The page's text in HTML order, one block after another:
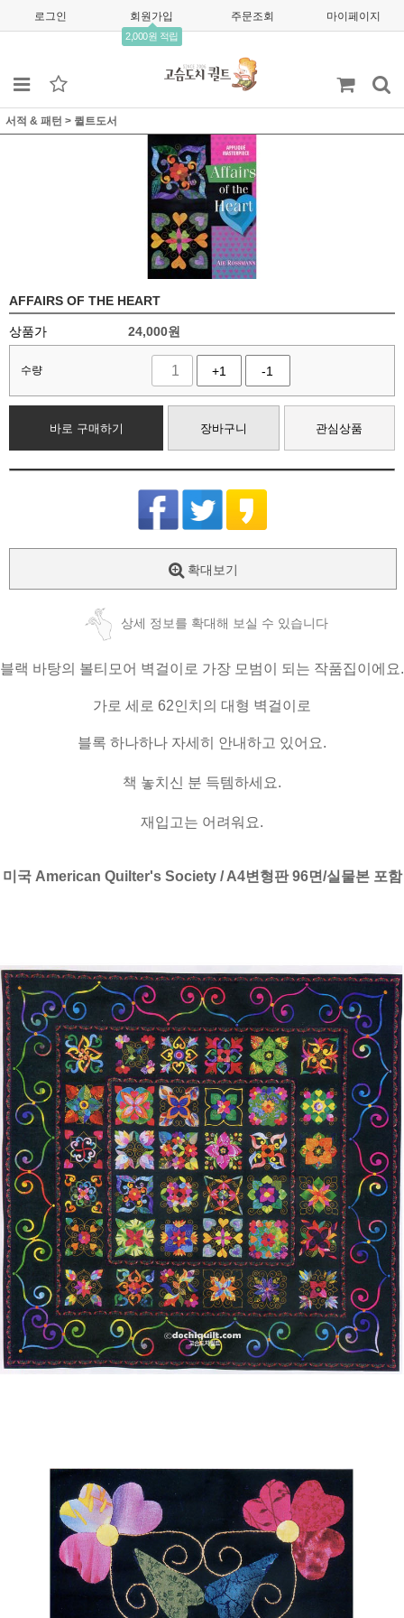
로그인 회원가입
2,000원 적립
주문조회 마이페이지
서적 & 패턴 > 퀼트도서
AFFAIRS OF THE HEART
상품가 24,000원
수량 +1 -1
바로 구매하기 장바구니 관심상품
확대보기
상세 정보를 확대해 보실 수 있습니다
블랙 바탕의 볼티모어 벽걸이로 가장 모범이 되는 작품집이에요.
가로 세로 62인치의 대형 벽걸이로
블록 하나하나 자세히 안내하고 있어요.
책 놓치신 분 득템하세요.
재입고는 어려워요.
미국 American Quilter's Society / A4변형판 96면/실물본 포함